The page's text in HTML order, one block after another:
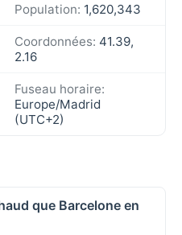
Population: 1,620,343
Coordonnées: 41.39,
2.16
Fuseau horaire:
Europe/Madrid
(UTC+2)
que Barcelone en